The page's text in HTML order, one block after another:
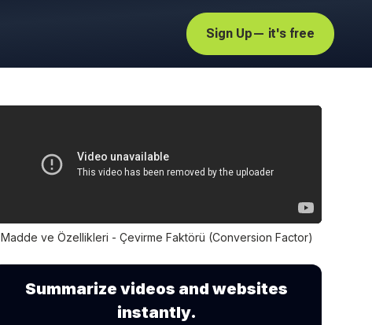
Sign Up— it's free
Madde ve Özellikleri - Çevirme Faktörü (Conversion Factor)
Summarize videos and websites
instantly.